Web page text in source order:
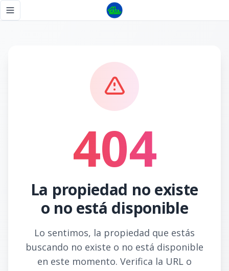
Toggle navigation menu
404
La propiedad no existe
o no está disponible
Lo sentimos, la propiedad que estás
buscando no existe o no está disponible
en este momento. Verifica la URL o
Página no encontrada - Tu Casa RD